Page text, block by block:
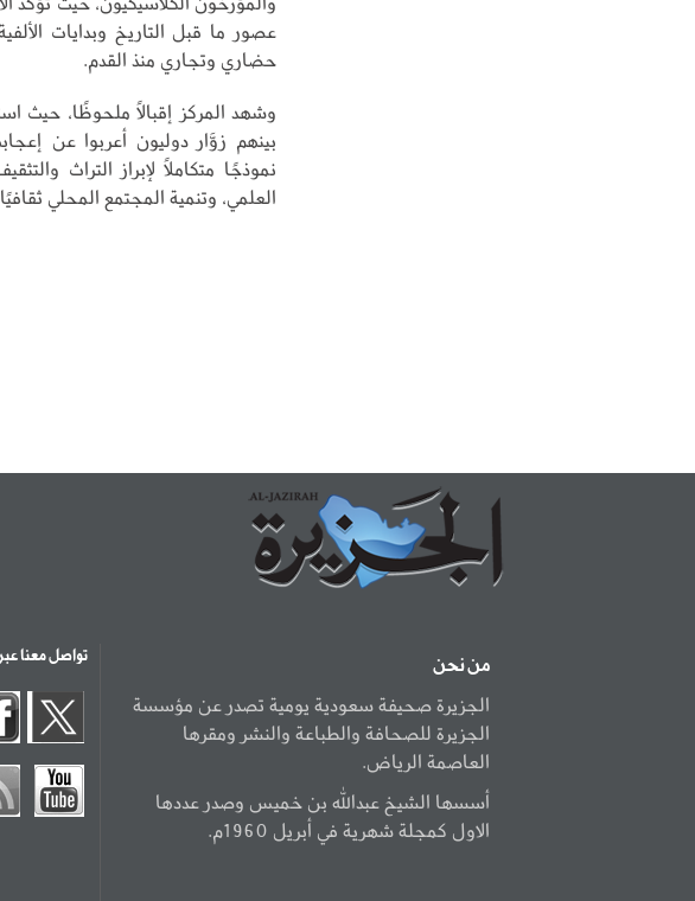
عصور ما قبل التاريخ وبدايات
حضاري وتجاري منذ القدم.
بينهم زوَّار دوليون أعربوا عن
نموذجًا متكاملًا لإبراز التراث
العلمي، وتنمية المجتمع المحلي
من نحن
الجزيرة صحيفة سعودية يومية تصدر عن مؤسسة
الجزيرة للصحافة والطباعة والنشر ومقرها
العاصمة الرياض.
أسسها الشيخ عبدالله بن خميس وصدر عددها
الاول كمجلة شهرية في أبريل 1960م.
تواصل معنا عبر